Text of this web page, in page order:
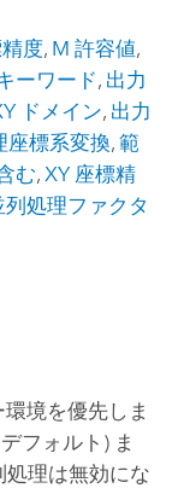
度, M 許容値,
ーワード, 出力
ドメイン, 出力
座標系変換, 範
む, XY 座標精
列処理ファクタ
境を優先しま
フォルト) ま
理は無効にな